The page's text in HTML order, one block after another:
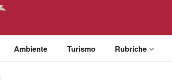
Ambiente Turismo Rubriche